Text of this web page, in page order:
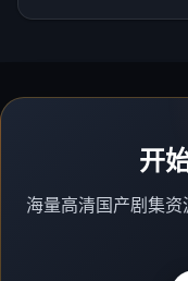
开
海量高清国产剧集